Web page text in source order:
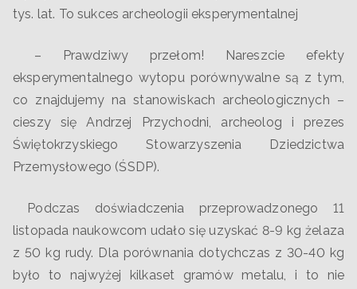
tys. lat. To sukces archeologii eksperymentalnej
– Prawdziwy przełom! Nareszcie efekty
eksperymentalnego wytopu porównywalne są z tym,
co znajdujemy na stanowiskach archeologicznych –
cieszy się Andrzej Przychodni, archeolog i prezes
Świętokrzyskiego Stowarzyszenia Dziedzictwa
Przemysłowego (ŚSDP).
Podczas doświadczenia przeprowadzonego 11
listopada naukowcom udało się uzyskać 8-9 kg żelaza
z 50 kg rudy. Dla porównania dotychczas z 30-40 kg
było to najwyżej kilkaset gramów metalu, i to nie